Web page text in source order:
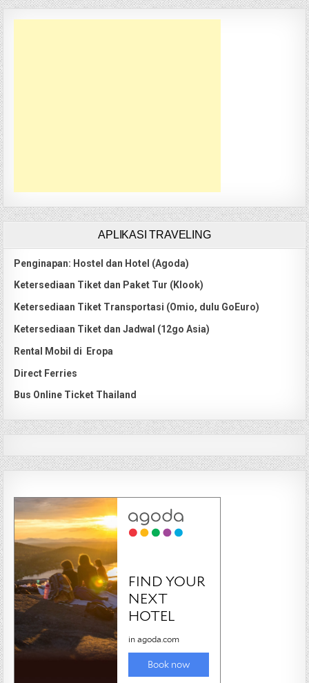
APLIKASI TRAVELING
Penginapan: Hostel dan Hotel (Agoda)
Ketersediaan Tiket dan Paket Tur (Klook)
Ketersediaan Tiket Transportasi (Omio, dulu GoEuro)
Ketersediaan Tiket dan Jadwal (12go Asia)
Rental Mobil di Eropa
Direct Ferries
Bus Online Ticket Thailand